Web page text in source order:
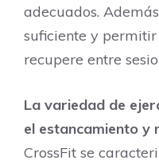
adecuados.
suficiente y
recupere entre
La variedad de
el estancamiento y
CrossFit se